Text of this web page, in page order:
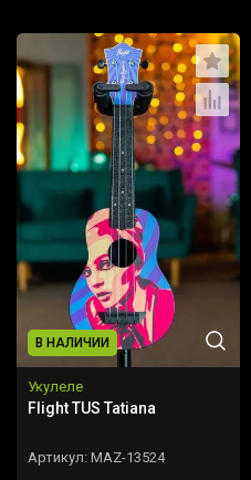
В НАЛИЧИИ
Укулеле
Flight TUS Tatiana
Артикул: MAZ-13524